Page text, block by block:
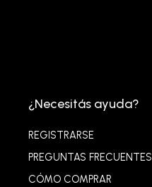
¿Necesitás ayuda?
REGISTRARSE
PREGUNTAS FRECUENTES
CÓMO COMPRAR